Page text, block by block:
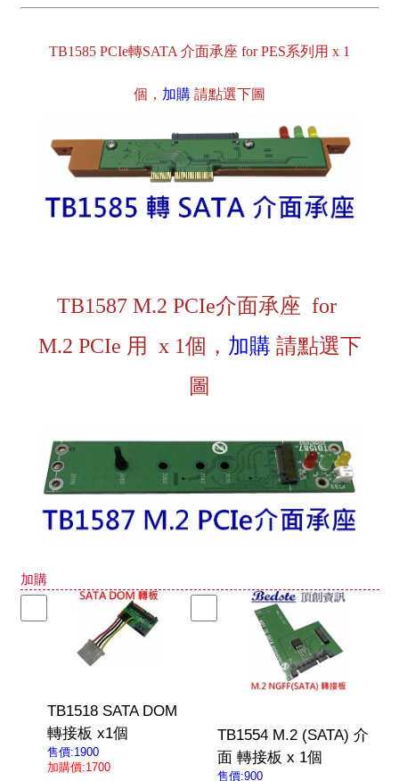
TB1585 PCIe轉SATA 介面承座 for PES系列用 x 1
個， 加購 請點選下圖
TB1587 M.2 PCIe介面承座 for
M.2 PCIe 用 x 1個， 加購 請點選下
圖
加購
TB1518 SATA DOM
轉接板 x1個
售價:1900
加購價:1700
TB1554 M.2 (SATA) 介
面 轉接板 x 1個
售價:900